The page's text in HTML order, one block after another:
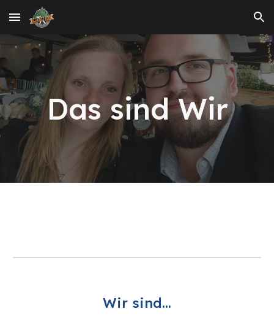
Skip to main content Skip to navigation
Das sind Wir
Wir sind...